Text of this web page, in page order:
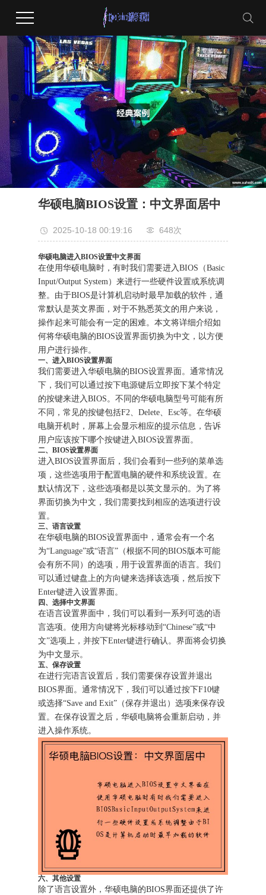
华硕电脑BIOS设置：中文界面居中
2025-10-18 00:19:16 648次
华硕电脑进入BIOS设置中文界面
在使用华硕电脑时，有时我们需要进入BIOS（Basic
Input/Output System）来进行一些硬件设置或系统调
整。由于BIOS是计算机启动时最早加载的软件，通
常默认是英文界面，对于不熟悉英文的用户来说，
操作起来可能会有一定的困难。本文将详细介绍如
何将华硕电脑的BIOS设置界面切换为中文，以方便
用户进行操作。
一、进入BIOS设置界面
我们需要进入华硕电脑的BIOS设置界面。通常情况
下，我们可以通过按下电源键后立即按下某个特定
的按键来进入BIOS。不同的华硕电脑型号可能有所
不同，常见的按键包括F2、Delete、Esc等。在华硕
电脑开机时，屏幕上会显示相应的提示信息，告诉
用户应该按下哪个按键进入BIOS设置界面。
二、BIOS设置界面
进入BIOS设置界面后，我们会看到一些列的菜单选
项，这些选项用于配置电脑的硬件和系统设置。在
默认情况下，这些选项都是以英文显示的。为了将
界面切换为中文，我们需要找到相应的选项进行设
置。
三、语言设置
在华硕电脑的BIOS设置界面中，通常会有一个名
为“Language”或“语言”（根据不同的BIOS版本可能
会有所不同）的选项，用于设置界面的语言。我们
可以通过键盘上的方向键来选择该选项，然后按下
Enter键进入设置界面。
四、选择中文界面
在语言设置界面中，我们可以看到一系列可选的语
言选项。使用方向键将光标移动到“Chinese”或“中
文”选项上，并按下Enter键进行确认。界面将会切换
为中文显示。
五、保存设置
在进行完语言设置后，我们需要保存设置并退出
BIOS界面。通常情况下，我们可以通过按下F10键
或选择“Save and Exit”（保存并退出）选项来保存设
置。在保存设置之后，华硕电脑将会重新启动，并
进入操作系统。
六、其他设置
除了语言设置外，华硕电脑的BIOS界面还提供了许